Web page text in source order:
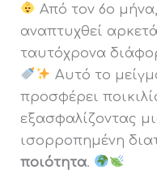
Από τον 6ο
αναπτυχθεί
ταυτόχρονα
Αυτό το
προσφέρει
εξασφαλίζοντας
ισορροπημένη
ποιότητα.